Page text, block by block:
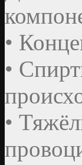
•
•
•